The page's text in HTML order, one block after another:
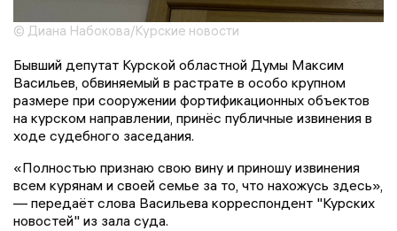
© Диана Набокова/Курские новости
Бывший депутат Курской областной Думы Максим
Васильев, обвиняемый в растрате в особо крупном
размере при сооружении фортификационных объектов
на курском направлении, принёс публичные извинения в
ходе судебного заседания.
«Полностью признаю свою вину и приношу извинения
всем курянам и своей семье за то, что нахожусь здесь»,
— передаёт слова Васильева корреспондент "Курских
новостей" из зала суда.